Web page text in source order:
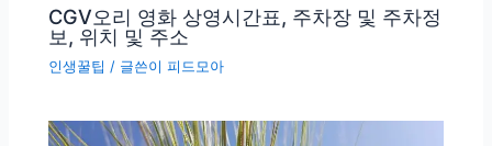
CGV오리 영화 상영시간표, 주차장 및 주차정
보, 위치 및 주소
인생꿀팁 / 글쓴이피드모아